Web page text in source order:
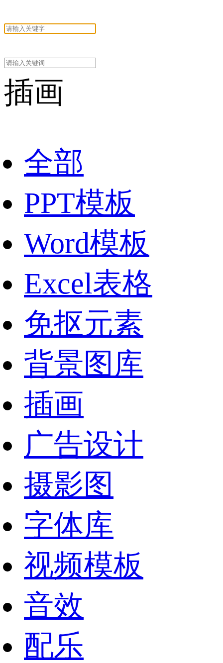
插画
全部
PPT模板
Word模板
Excel表格
免抠元素
背景图库
插画
广告设计
摄影图
字体库
视频模板
音效
配乐